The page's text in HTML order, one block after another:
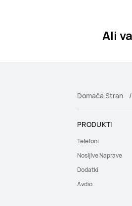
Ali
Domača Stran
PRODUKTI
Telefoni
Nosljive Naprave
Dodatki
Avdio